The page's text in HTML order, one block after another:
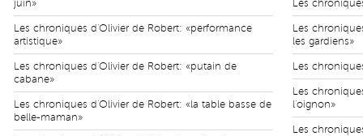
juin»
Les chroniques d'Olivier de Robert: «performance
artistique»
Les chroniques d'Olivier de Robert: «putain de
cabane»
Les chroniques d'Olivier de Robert: «la table basse de
belle-maman»
Les
Les
les gardiens»
Les
Les
l'oignon»
Les